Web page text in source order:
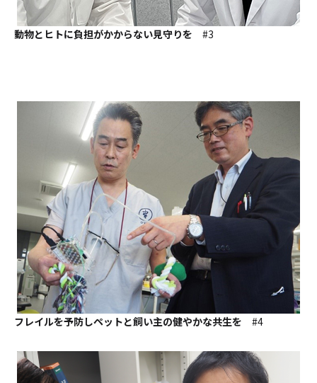
動物とヒトに負担がかからない見守りを #3
フレイルを予防しペットと飼い主の健やかな共生を #4